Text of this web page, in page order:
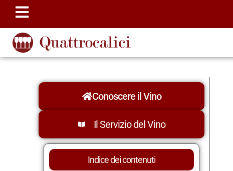
Conoscere il Vino
Il Servizio del Vino
Indice dei contenuti